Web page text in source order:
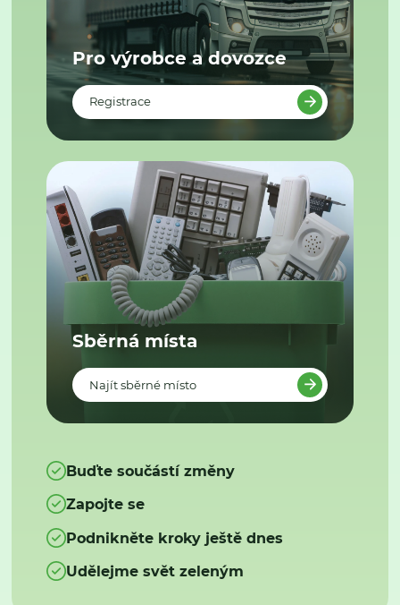
Pro výrobce a dovozce
Registrace
Sběrná místa
Najít sběrné místo
Buďte součástí změny
Zapojte se
Podnikněte kroky ještě dnes
Udělejme svět zeleným